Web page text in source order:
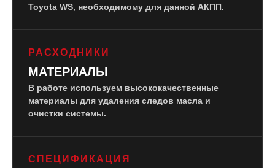
Toyota WS, необходимому для данной АКПП.
РАСХОДНИКИ
МАТЕРИАЛЫ
В работе используем высококачественные
материалы для удаления следов масла и
очистки системы.
СПЕЦИФИКАЦИЯ